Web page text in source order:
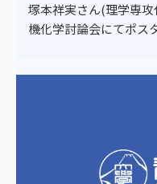
塚本祥実さん(理学専
機化学討論会にてポス